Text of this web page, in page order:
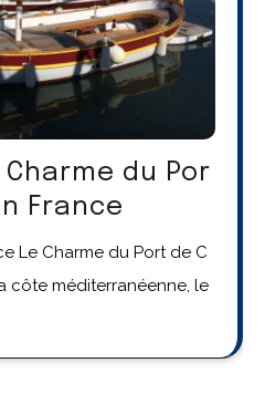
du Por
France
Le Charme du Port de C
côte méditerranéenne, le